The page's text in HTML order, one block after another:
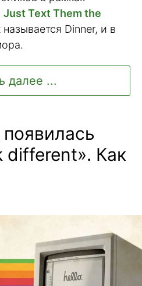
Just Text Them the
Dinner, и в
далее ...
появилась
different». Как